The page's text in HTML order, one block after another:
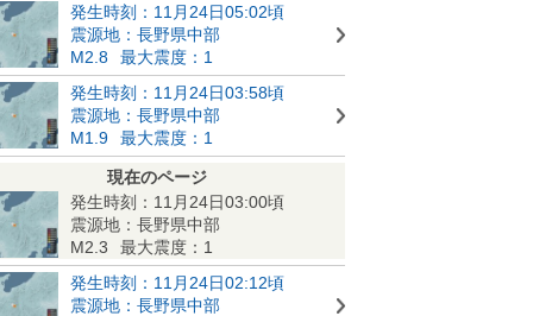
発生時刻：11月24日05:02頃
震源地：長野県中部
M2.8
最大震度：1
発生時刻：11月24日03:58頃
震源地：長野県中部
M1.9
最大震度：1
現在のページ
発生時刻：11月24日03:00頃
震源地：長野県中部
M2.3
最大震度：1
発生時刻：11月24日02:12頃
震源地：長野県中部